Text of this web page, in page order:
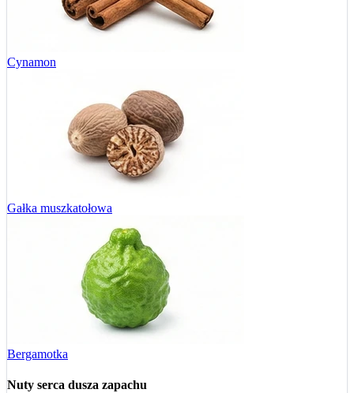
Cynamon
Gałka muszkatołowa
Bergamotka
Nuty serca dusza zapachu